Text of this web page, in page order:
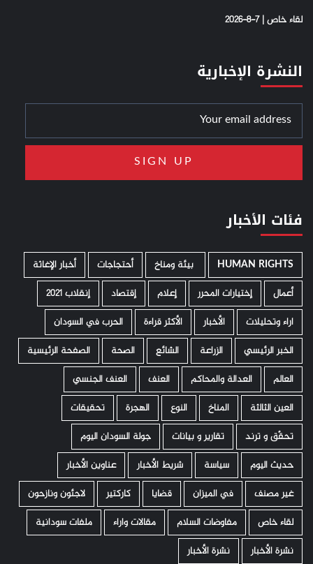
لقاء خاص | 7-8-2026
النشرة الإخبارية
فئات الأخبار
HUMAN RIGHTS ­ بيئة ومناخ أحتجاجات
أخبار الإغاثة
أعمال
إختيارات المحرر إعلام إقتصاد
إنقلاب 2021
اراء وتحليلات
الأخبار الأكثر قراءة
الحرب في السودان
الخبر الرئيسي
الزراعة الشائع الصحة
الصفحة الرئيسية
العالم
العدالة والمحاكم العنف
العنف الجنسي
العين الثالثة
المناخ النوع الهجرة
تحقيقات
تحقّق و ترند
تقارير و بيانات
جولة السودان اليوم
حديث اليوم
سياسة شريط الأخبار
عناوين الأخبار
غير مصنف
في الميزان قضايا كاركتير
لاجئون ونازحون
لقاء خاص
مفاوضات السلام مقالات واراء
ملفات سودانية
نشرة الأخبار
نشرة الأخبار